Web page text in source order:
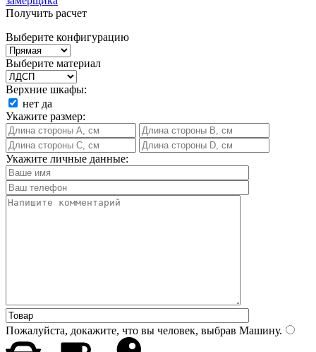
Получить расчет
Выберите конфигурацию
Выберите материал
Верхние шкафы:
нет да
Укажите размер:
Укажите личные данные:
Пожалуйста, докажите, что вы человек, выбрав Машину.